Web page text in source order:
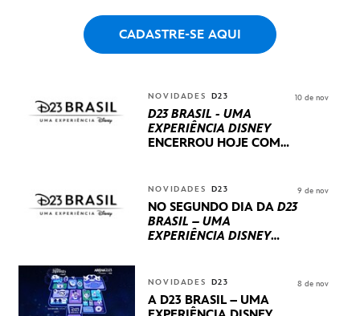
CADASTRE-SE AQUI
NOVIDADES D23
D23 BRASIL - UMA
EXPERIÊNCIA DISNEY
ENCERROU HOJE COM
INTERNACIONAIS E
PRODUÇÕES BRASILEIRAS
10 de nov
NOVIDADES D23
NO SEGUNDO DIA DA D23
BRASIL – UMA
EXPERIÊNCIA DISNEY
STUDIOS REVELARAM
PRÉVIAS E NOVIDADES
DOS SEUS PRÓXIMOS
9 de nov
NOVIDADES D23
A D23 BRASIL – UMA
8 de nov